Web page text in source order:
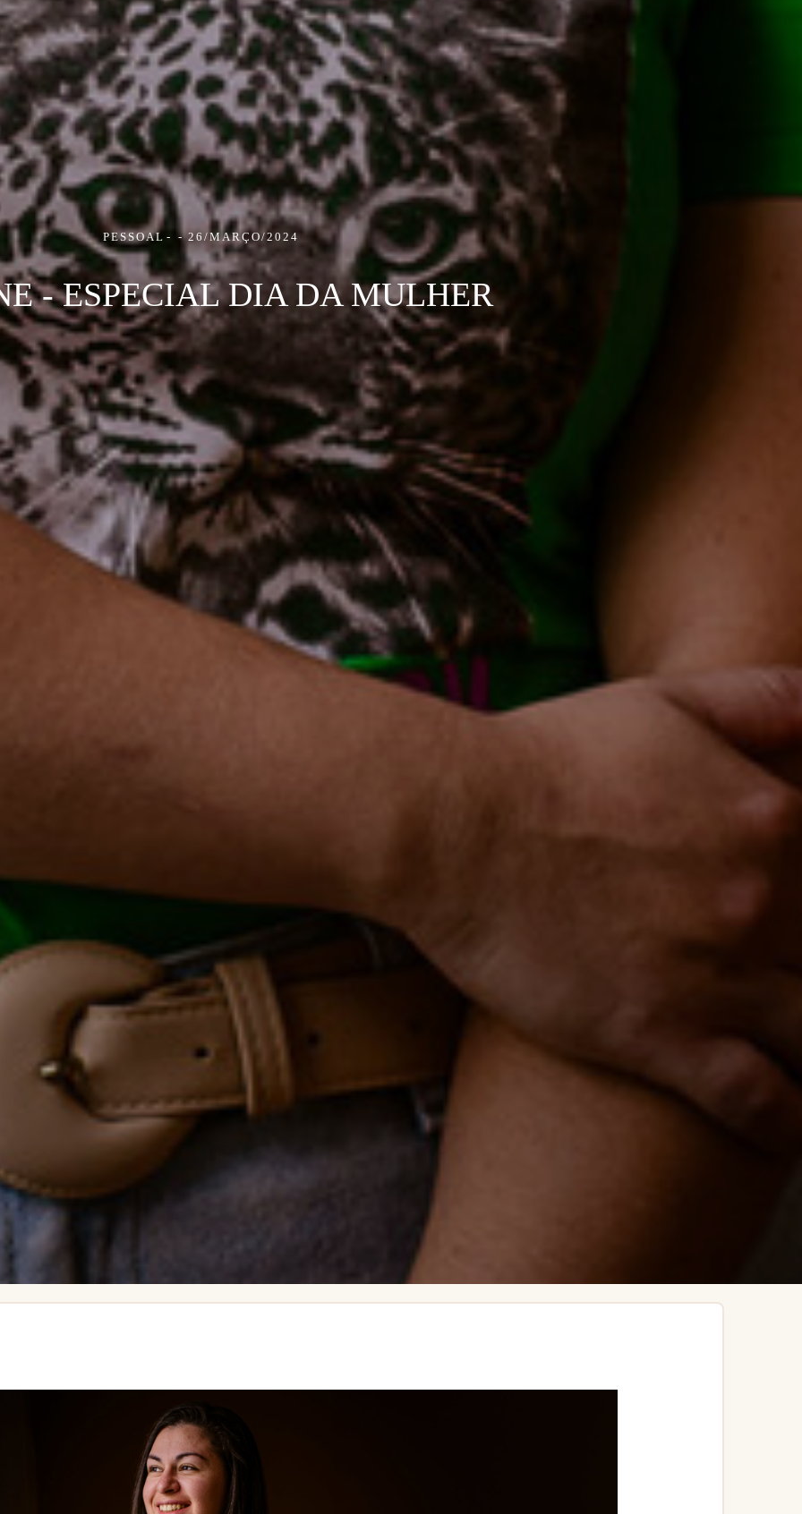
PESSOAL 26/MARÇO/2024
- ESPECIAL DIA DA MULHER